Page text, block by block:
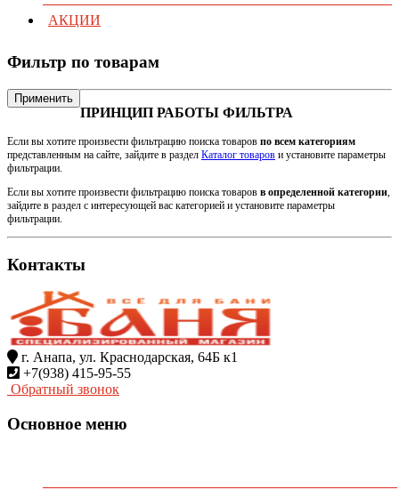
АКЦИИ
Фильтр по товарам
Применить
ПРИНЦИП РАБОТЫ ФИЛЬТРА
Если вы хотите произвести фильтрацию поиска товаров по всем категориям
представленным на сайте, зайдите в раздел Каталог товаров и установите параметры
фильтрации.
Если вы хотите произвести фильтрацию поиска товаров в определенной категории,
зайдите в раздел с интересующей вас категорией и установите параметры
фильтрации.
Контакты
г. Анапа, ул. Краснодарская, 64Б к1
+7(938) 415-95-55
Обратный звонок
Основное меню